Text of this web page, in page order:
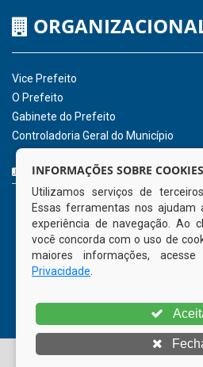
Vice Prefeito
O Prefeito
Gabinete do Prefeito
Controladoria Geral do Município
CURTA NOSSA FAN PAGE
© Copyright 2026 Prefeitura
INFORMAÇÕES SOBRE COOKIES
Utilizamos serviços de
Essas ferramentas nos
experiência de navegação. Ao
você concorda com o uso de
maiores informações,
Privacidade